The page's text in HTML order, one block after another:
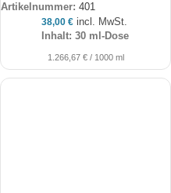
Artikelnummer: 401
38,00 € incl. MwSt.
Inhalt: 30 ml-Dose
1.266,67 €/ 1000 ml